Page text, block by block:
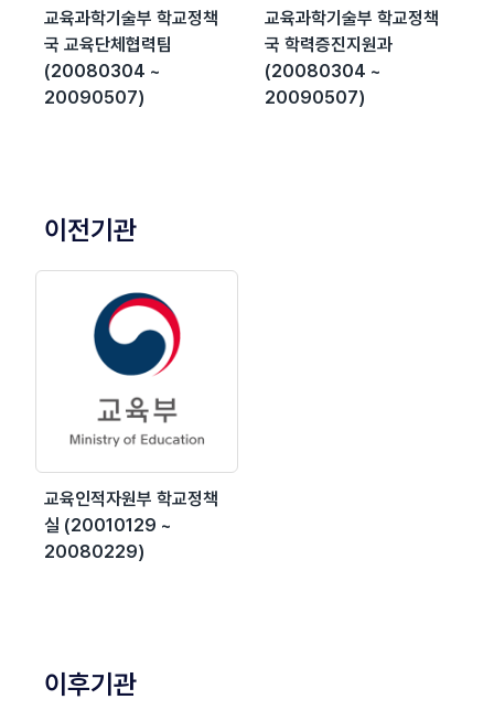
교육과학기술부 학교정책
국 교육단체협력팀
(20080304 ~
20090507)
교육과학기술부 학교정책
국 학력증진지원과
(20080304 ~
20090507)
이전기관
교육인적자원부 학교정책
실 (20010129 ~
20080229)
이후기관